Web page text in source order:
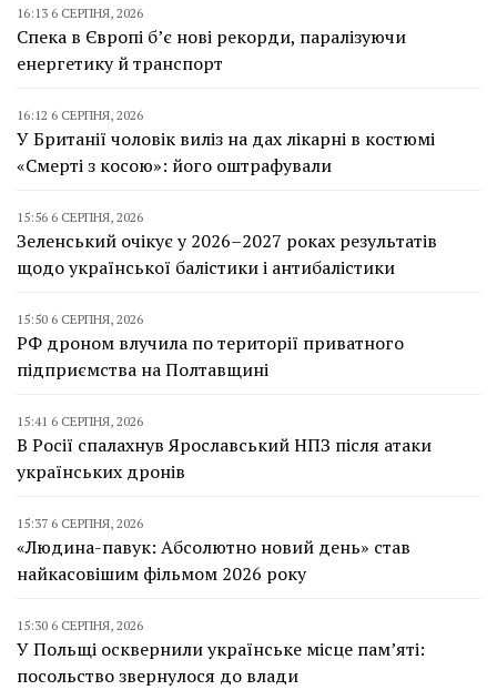
16:13 6 СЕРПНЯ, 2026
Спека в Європі б’є нові рекорди, паралізуючи
енергетику й транспорт
16:12 6 СЕРПНЯ, 2026
У Британії чоловік виліз на дах лікарні в костюмі
«Смерті з косою»: його оштрафували
15:56 6 СЕРПНЯ, 2026
Зеленський очікує у 2026–2027 роках результатів
щодо української балістики і антибалістики
15:50 6 СЕРПНЯ, 2026
РФ дроном влучила по території приватного
підприємства на Полтавщині
15:41 6 СЕРПНЯ, 2026
В Росії спалахнув Ярославський НПЗ після атаки
українських дронів
15:37 6 СЕРПНЯ, 2026
«Людина-павук: Абсолютно новий день» став
найкасовішим фільмом 2026 року
15:30 6 СЕРПНЯ, 2026
У Польщі осквернили українське місце пам’яті:
посольство звернулося до влади